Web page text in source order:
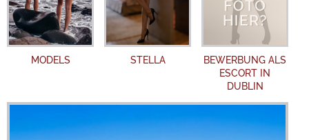
MODELS STELLA
BEWERBUNG ALS
ESCORT IN
DUBLIN